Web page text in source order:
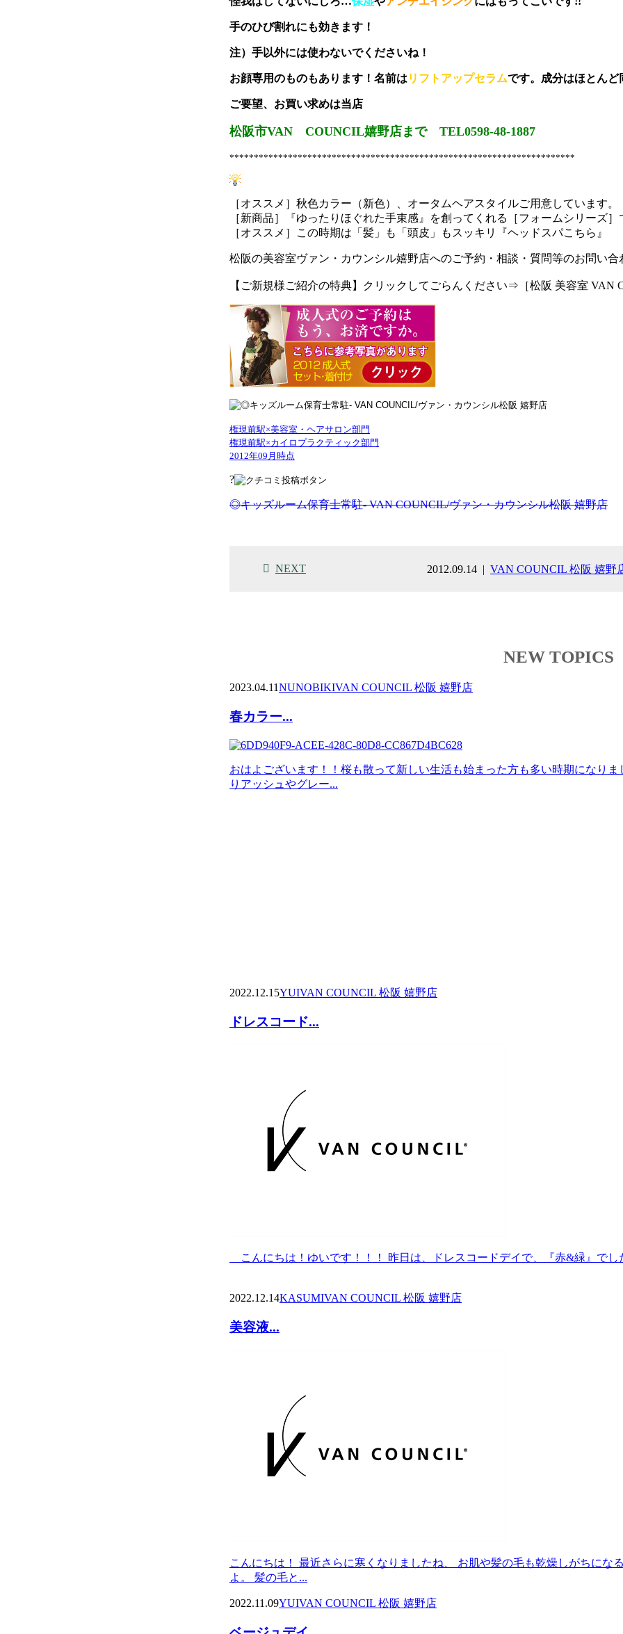
手のひび割れにも効きます！
注）手以外には使わないでくださいね！
お顔専用のものもあります！名前は リフトアップセラムです。成分はほとんど
ご要望、お買い求めは当店
松阪市VAN COUNCIL嬉野店まで TEL0598-48-1887
***********************************************************************
［オススメ］秋色カラー（新色）、オータムヘアスタイルご用意しています。
［新商品］『ゆったりほぐれた手束感』を創ってくれる［フォームシリーズ］
［オススメ］この時期は「髪」も「頭皮」もスッキリ『ヘッドスパこちら』
松阪の美容室ヴァン・カウンシル嬉野店へのご予約・相談・質問等のお問い合
【ご新規様ご紹介の特典】クリックしてごらんください⇒［松阪 美容室 VAN
権現前駅×美容室・ヘアサロン部門
権現前駅×カイロプラクティック部門
2012年09月時点
?
◎キッズルーム保育士常駐- VAN COUNCIL/ヴァン・カウンシル松阪 嬉野店
NEXT 2012.09.14 VAN COUNCIL 松阪 嬉野
NEW TOPICS
2023.04.11NUNOBIKIVAN COUNCIL 松阪 嬉野店
春カラー...
おはよございます！！桜も散って新しい生活も始まった方も多い時期になり
りアッシュやグレー...
2022.12.15YUIVAN COUNCIL 松阪 嬉野店
ドレスコード...
こんにちは！ゆいです！！！ 昨日は、ドレスコードデイで、『赤&緑』で
2022.12.14KASUMIVAN COUNCIL 松阪 嬉野店
美容液...
こんにちは！ 最近さらに寒くなりましたね、 お肌や髪の毛も乾燥しがちにな
よ。 髪の毛と...
2022.11.09YUIVAN COUNCIL 松阪 嬉野店